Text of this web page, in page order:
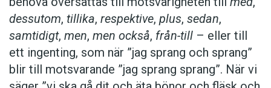
dessutom, tillika, respektive, plus, sedan,
samtidigt, men, men också, från-till – eller till
ett ingenting, som när ”jag sprang och sprang”
blir till motsvarande ”jag sprang sprang”. När vi